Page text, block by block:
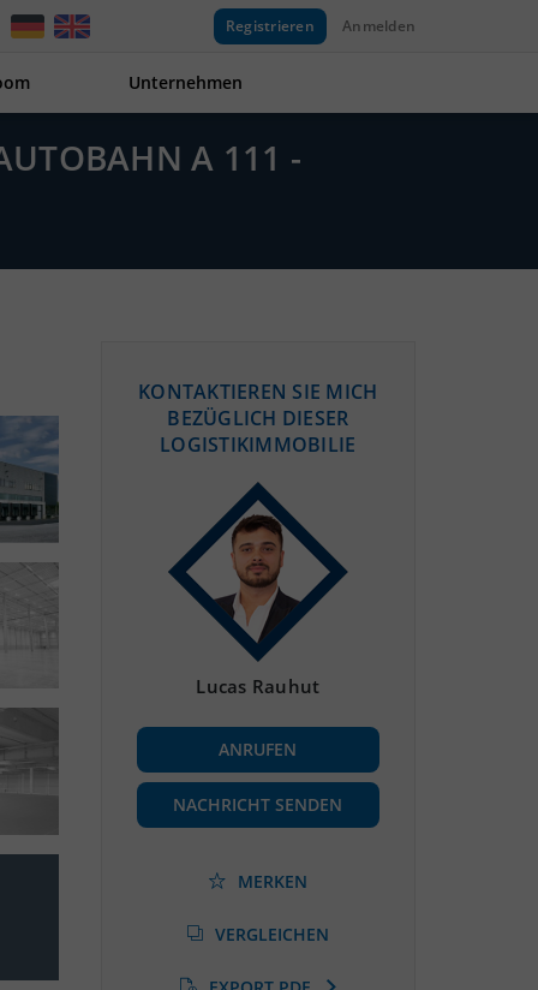
Registrieren Anmelden
Unternehmen
A 111 -
KONTAKTIEREN SIE MICH
BEZÜGLICH DIESER
LOGISTIKIMMOBILIE
Lucas Rauhut
ANRUFEN
NACHRICHT SENDEN
MERKEN
VERGLEICHEN